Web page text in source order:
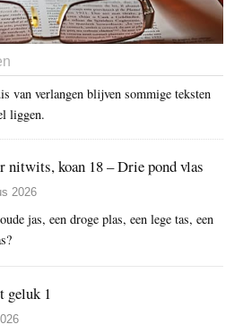
van verlangen blijven sommige teksten
liggen.
nitwits, koan 18 – Drie pond vlas
2026
jas, een droge plas, een lege tas, een
geluk 1